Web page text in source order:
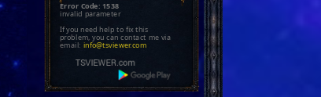
Error Code: 1538
invalid parameter
If you need help to fix this
problem, you can contact me via
email: info@tsviewer.com